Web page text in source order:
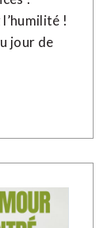
!
jour de